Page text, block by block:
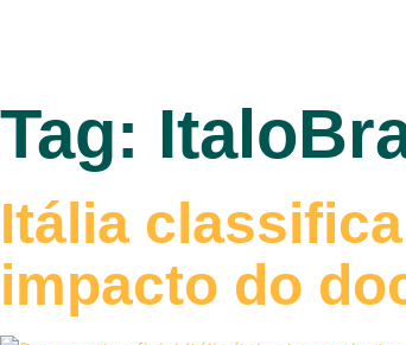
Tag:
Itália
impacto do